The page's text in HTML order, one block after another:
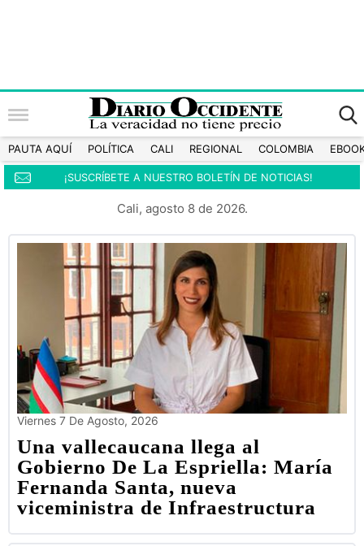
PAUTA AQUÍ POLÍTICA CALI REGIONAL COLOMBIA
¡SUSCRÍBETE A NUESTRO BOLETÍN DE NOTICIAS!
Cali, agosto 8 de 2026.
Viernes 7 De Agosto, 2026
Una vallecaucana llega al
Gobierno De La Espriella: María
Fernanda Santa, nueva
viceministra de Infraestructura